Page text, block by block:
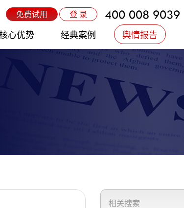
免费试用 登 录 400 008 9039
心优势 经典案例 舆情报告